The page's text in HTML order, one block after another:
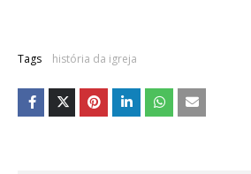
Tags história da igreja